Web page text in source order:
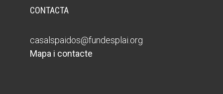
CONTACTA
casalspaidos@fundesplai.org
Mapa i contacte